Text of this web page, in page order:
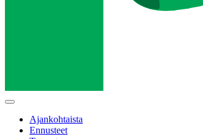
Main
Ajankohtaista
Ennusteet